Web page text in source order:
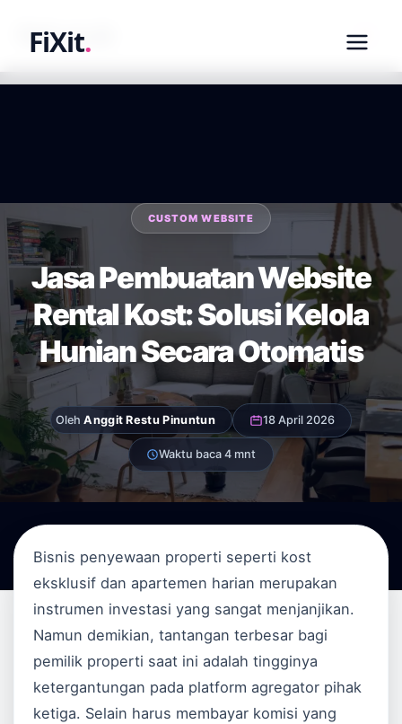
FiXit.
fixit.co.id
CUSTOM WEBSITE
Jasa Pembuatan Website
Rental Kost: Solusi Kelola
Hunian Secara Otomatis
OlehAnggit Restu Pinuntun 18 April 2026
Waktu baca 4 mnt
Bisnis penyewaan properti seperti kost
eksklusif dan apartemen harian merupakan
instrumen investasi yang sangat menjanjikan.
Namun demikian, tantangan terbesar bagi
pemilik properti saat ini adalah tingginya
ketergantungan pada platform agregator pihak
ketiga. Selain harus membayar komisi yang